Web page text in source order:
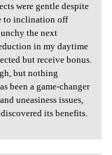
were gentle despite
to inclination off
the next
in my daytime
but receive bonus.
but nothing
been a game-changer
uneasiness issues,
its benefits.